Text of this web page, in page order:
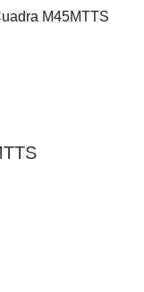
M45MTTS